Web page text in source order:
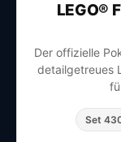
LEGO®
Der offizielle
detailgetreues
Set